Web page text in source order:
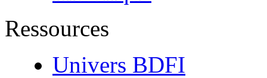
Ressources
Univers BDFI